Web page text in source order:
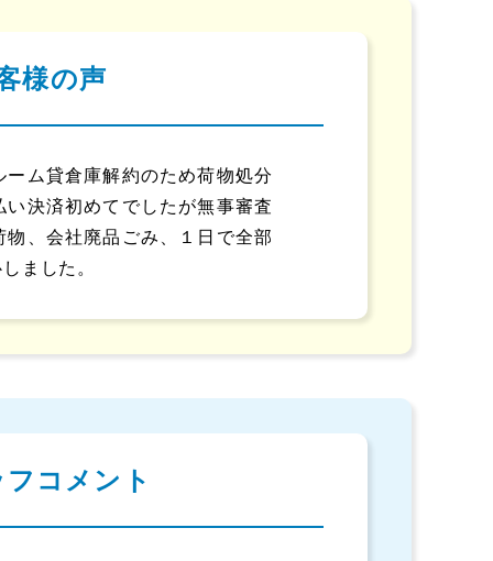
様の声
ム貸倉庫解約のため荷物処分
決済初めてでしたが無事審査
、会社廃品ごみ、１日で全部
ました。
コメント